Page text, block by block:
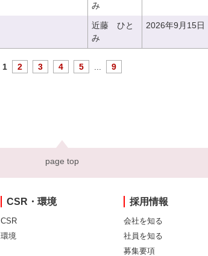
み
近藤 ひと
み
2026年9月15日
1 2 3 4 5 9
page top
CSR・環境
CSR
環境
採用情報
会社を知る
社員を知る
募集要項